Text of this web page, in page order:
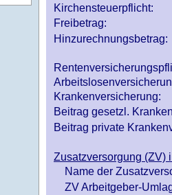
Kirchensteuerpflicht:
Freibetrag:
Hinzurechnungsbetrag:
Krankenversicherung:
Beitrag gesetzl.
Beitrag private
Zusatzversorgung (ZV)
Name der
ZV Arbeitgeber-